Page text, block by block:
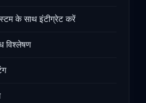
के साथ इंटीग्रेट करें
विश्लेषण